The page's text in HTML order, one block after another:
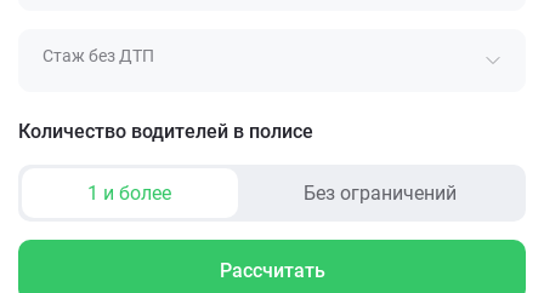
Стаж без ДТП
Количество водителей в полисе
1 и более Без ограничений
Рассчитать